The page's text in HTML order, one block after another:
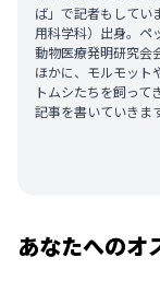
ば」で記者もしてい
用科学科）出身。ペ
動物医療発明研究会
ほかに、モルモット
トムシたちを飼って
記事を書いていきます
あなたへのオ